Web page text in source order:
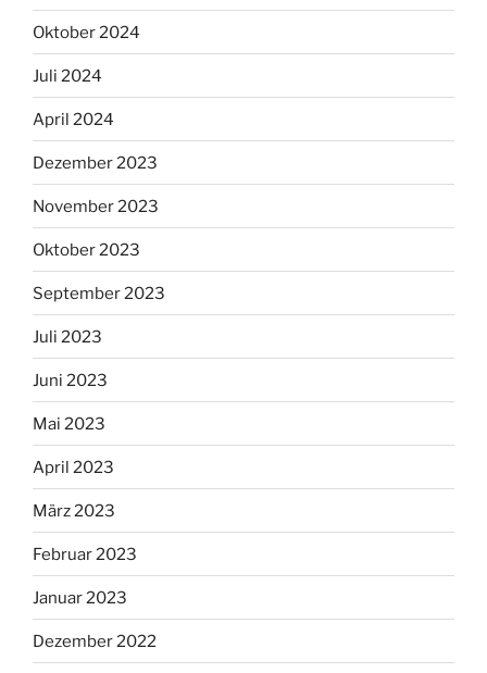
Oktober 2024
Juli 2024
April 2024
Dezember 2023
November 2023
Oktober 2023
September 2023
Juli 2023
Juni 2023
Mai 2023
April 2023
März 2023
Februar 2023
Januar 2023
Dezember 2022